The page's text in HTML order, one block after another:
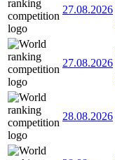
27.08.2026
27.08.2026
28.08.2026